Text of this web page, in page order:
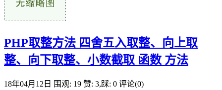
PHP取整方法 四舍五入取整、向上取
整、向下取整、小数截取 函数 方法
18年04月12日 围观: 19 赞: 3,踩: 0 评论(0)